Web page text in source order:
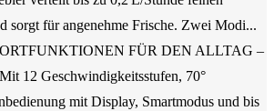
sorgt für angenehme Frische. Zwei Modi...
FÜR DEN ALLTAG –
12 Geschwindigkeitsstufen, 70°
mit Display, Smartmodus und bis